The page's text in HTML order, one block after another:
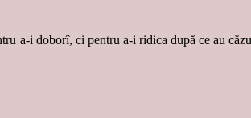
a-i doborî, ci pentru a-i ridica după ce au